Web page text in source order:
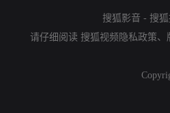
搜狐影音 - 搜
请仔细阅读 搜狐视频隐私政策、